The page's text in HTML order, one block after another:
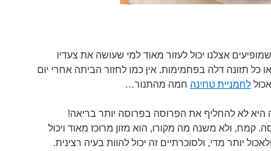
אצלנו יכול לעזור מאוד למי שעושה את צעדיו
כל תזונה דלה בפחמימות. אין כמו לחזור הביתה אחרי יום
לחמניית טחינה חמה מהתנור…
לא להחליף את הפרוסה בפרוסה יותר בריאה!
ולא משנה מה מקורו, הוא מזון מרוכז מאוד ויכול
יותר מדי, ולסוכרתיים זה יכול להוות בעיה רצינית.